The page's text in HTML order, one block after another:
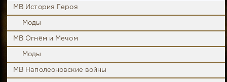
MB История Героя
Моды
MB Огнём и Мечом
Моды
MB Наполеоновские войны